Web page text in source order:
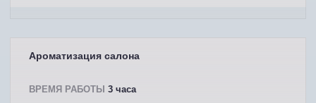
Ароматизация салона
ВРЕМЯ РАБОТЫ 3 часа